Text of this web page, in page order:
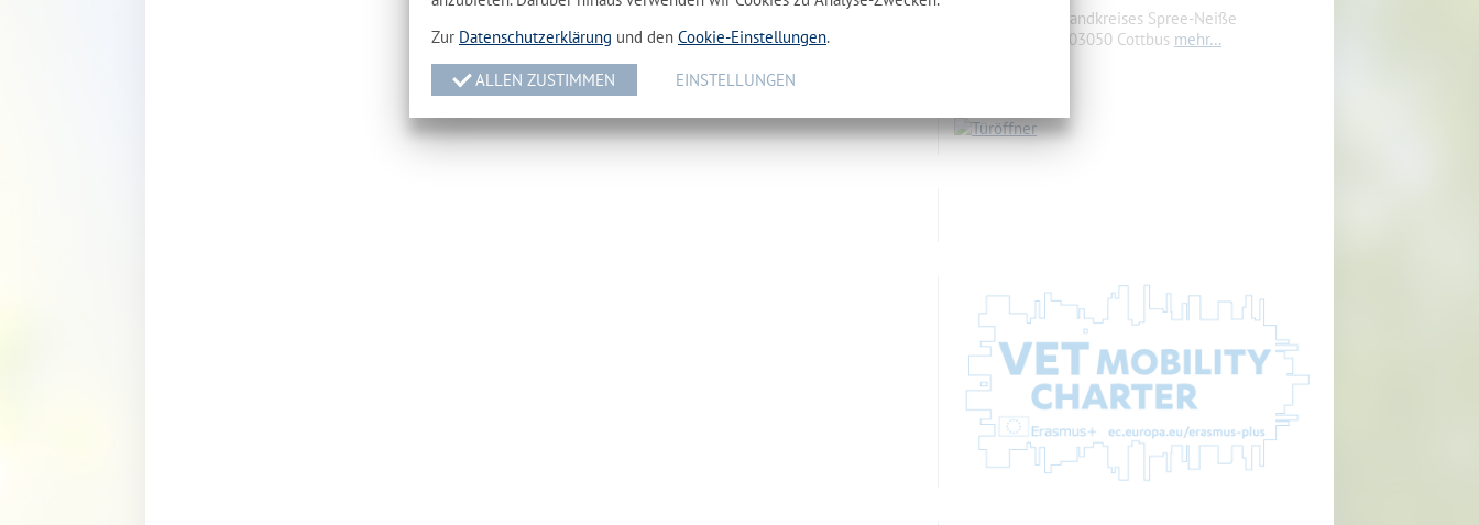
Wohnheim des Landkreises Spree-Neiße
Makarenkostr. 5, 03050 Cottbus mehr…
Zur Datenschutzerklärung und den Cookie-Einstellungen.
ALLEN ZUSTIMMEN EINSTELLUNGEN